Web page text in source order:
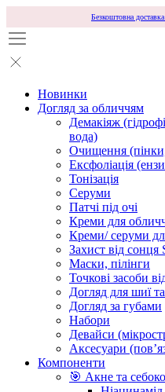
Безкоштовна
Новинки
Догляд за обличчям
Демакіяж
вода)
Очищення
Ексфоліація
Тонізація
Серуми
Патчі під очі
Креми для
Креми/ серуми
Захист від сонця
Маски, пілінги
Точкові засоби
Догляд для шиї
Догляд за губами
Набори
Девайси
Аксесуари
Компоненти
🎯 Акне та